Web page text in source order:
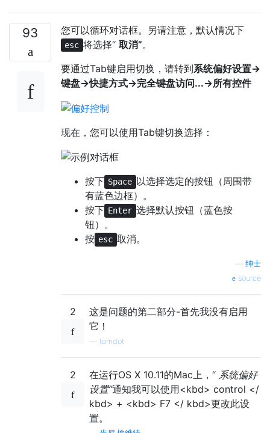
93 您可以循环对话框。另请注意，默认情况下
esc 将选择“ 取消”。
要通过Tab键启用切换，请转到系统偏好设置→
键盘→快捷方式→完全键盘访问...→所有控件
现在，您可以使用Tab键切换选择：
按下 Space 以选择选定的按钮（周围带
有蓝色边框）。
按下 Enter 选择默认按钮（蓝色按
钮）。
按 esc 取消。
绅士
source
2
这是问题的第二部分-首先我没有启用
它！
tomdot
2 在运行OS X 10.11的Mac上，“ 系统偏好
设置”通知我可以使用<kbd> control </
kbd> + <kbd> F7 </ kbd>更改此设
置。